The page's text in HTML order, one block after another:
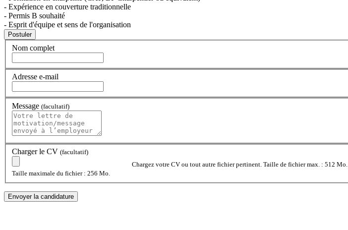
- Expérience en couverture traditionnelle
- Permis B souhaité
- Esprit d'équipe et sens de l'organisation
Nom complet
Adresse e-mail
Message (facultatif)
Charger le CV (facultatif)
Chargez votre CV ou tout autre fichier pertinent. Taille de fichier max. : 512 Mo.
Taille maximale du fichier : 256 Mo.